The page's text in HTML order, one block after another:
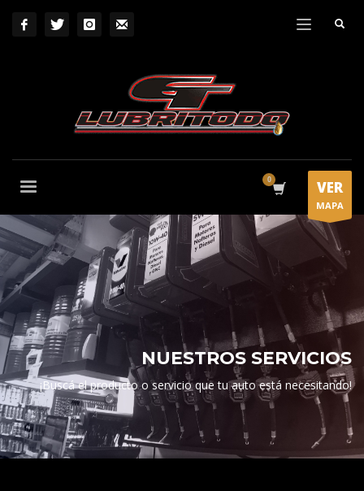
VER
MAPA
NUESTROS SERVICIOS
¡Buscá el producto o servicio que tu auto está necesitando!